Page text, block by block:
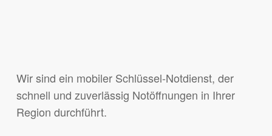
Wir sind ein mobiler Schlüssel-Notdienst, der
schnell und zuverlässig Notöffnungen in Ihrer
Region durchführt.